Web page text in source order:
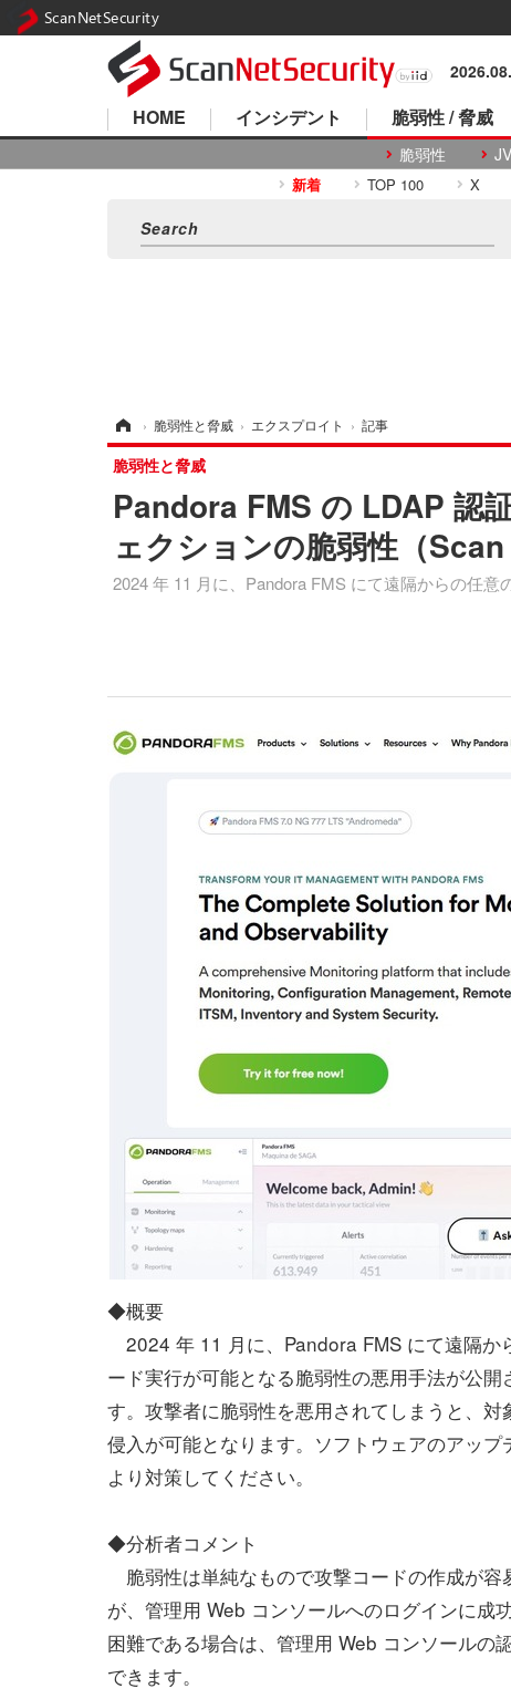
HOME インシデント 脆弱性 / 脅威
脆弱性
新着 TOP 100 X
› 脆弱性と脅威 › エクスプロイト › 記事
Pandora FMS の LDAP 認
ェクションの脆弱性（Scan
2024 年 11 月に、Pandora FMS にて遠隔からの任意
脆弱性と脅威
◆概要
2024 年 11 月に、Pandora FMS にて遠隔か
ード実行が可能となる脆弱性の悪用手法が公開
す。攻撃者に脆弱性を悪用されてしまうと、対
侵入が可能となります。ソフトウェアのアップ
より対策してください。
◆分析者コメント
脆弱性は単純なもので攻撃コードの作成が容
が、管理用 Web コンソールへのログインに成
困難である場合は、管理用 Web コンソールの
できます。
ScanNetSecurity